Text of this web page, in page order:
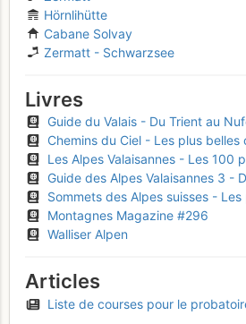
Hörnlihütte
Cabane Solvay
Zermatt - Schwarzsee
Livres
Guide du Valais - Du Trient au
Chemins du Ciel - Les plus belles
Les Alpes Valaisannes - Les 100
Guide des Alpes Valaisannes 3 - Du
Sommets des Alpes suisses -
Montagnes Magazine #296
Walliser Alpen
Articles
Liste de courses pour le probatoire